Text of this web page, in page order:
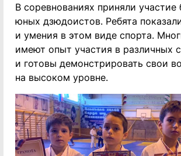
В соревнованиях приняли участие
юных дзюдоистов. Ребята
и умения в этом виде спорта.
имеют опыт участия в различных
и готовы демонстрировать свои
на высоком уровне.